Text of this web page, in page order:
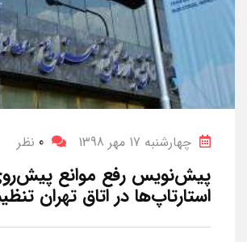
چهارشنبه 17 مهر 1398 0 نظر
پیش‌نویس رفع موانع
استارتاپ‌ها در اتاق تهران